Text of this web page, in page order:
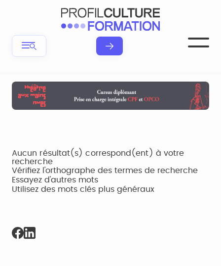
Aucun résultat(s) correspond(ent) à votre
recherche
Vérifiez l'orthographe des termes de recherche
Essayez d'autres mots
Utilisez des mots clés plus généraux